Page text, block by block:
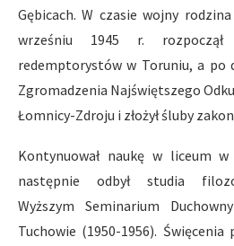
Gębicach. W czasie wojny
wrześniu 1945 r.
redemptorystów w Toruniu, a po
Zgromadzenia Najświętszego
Łomnicy-Zdroju i złożył śluby
Kontynuował naukę w liceum
następnie odbył studia
Wyższym Seminarium
Tuchowie (1950-1956).